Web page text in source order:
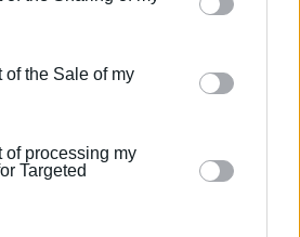
website/app uses one or more
may gather and store information
to grant or deny consent to
tags to use your data for
of the Sale of my
of processing my
Targeted
τέτοια φαινόμενα. Χρειάζεται
προβλήματος.
προσωπικό: χθες ένιωσα
μου παιδιά είναι πια ενήλικες,
εποχή και σε ένα περιβάλλον
και περισσότερο